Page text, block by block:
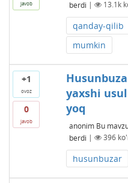
javob berdi | 13.1k
qanday-qilib
mumkin
+1
ovoz
0
javob
yaxshi
yoq
anonim Bu
berdi | 396
husunbuzar